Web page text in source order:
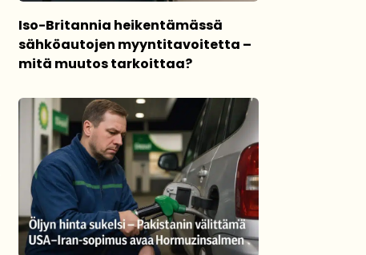
Iso-Britannia heikentämässä
sähköautojen myyntitavoitetta –
mitä muutos tarkoittaa?